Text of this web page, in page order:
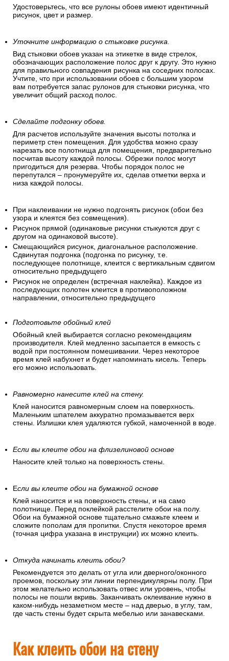
Удостоверьтесь, что все рулоны обоев имеют идентичный
рисунок, цвет и размер.
Уточните информацию о стыковке рисунка.
Вид стыковки обоев указан на этикетке в виде стрелок,
обозначающих расположение полос друг к другу. Это нужно
для правильного совпадения рисунка на соседних полосах.
Учтите, что при использовании обоев с большим узором
вам потребуется запас рулонов для стыковки рисунка, что
увеличит общий расход полос.
Сделайте подгонку обоев.
Для расчетов используйте значения высоты потолка и
периметр стен помещения. Для удобства можно сразу
нарезать все полотнища для помещения, предварительно
посчитав высоту каждой полосы. Обрезки полос могут
пригодиться для резерва. Чтобы порядок полос не
перепутался – пронумеруйте их, сделав отметки верха и
низа каждой полосы.
При наклеивании не нужно подгонять рисунок (обои без
узора и клеятся без совмещения).
Рисунок прямой (одинаковые рисунки стыкуются друг с
другом на одинаковой высоте).
Смещающийся рисунок, диагональное расположение.
Сдвинутая подгонка (подгонка по рисунку, т.е.
последующее полотнище, клеится с вертикальным сдвигом
относительно предыдущего
Рисунок не определен (встречная наклейка). Каждое из
последующих полотен клеится в противоположном
направлении, относительно предыдущего
Подготовьте обойный клей
Обойный клей выбирается согласно рекомендациям
производителя. Клей медленно засыпается в емкость с
водой при постоянном помешивании. Через некоторое
время клей набухнет и будет напоминать кисель. Теперь
его можно использовать.
Равномерно нанесите клей на стену.
Клей наносится равномерным слоем на поверхность.
Маленьким шпателем аккуратно промазывается верх
стены. Излишки клея удаляются губкой, намоченной в воде.
Если вы клеите обои на флизелиновой основе
Наносите клей только на поверхность стены.
Если вы клеите обои на бумажной основе
Клей наносится и на поверхность стены, и на само
полотнище. Перед поклейкой расстелите обои на полу.
Обои на бумажной основе тщательно смажьте клеем и
сложите пополам для пропитки. Спустя некоторое время
(точная цифра указана в инструкции) их можно клеить.
Откуда начинать клеить обои?
Рекомендуется это делать от угла или дверного/оконного
проемов, поскольку эти линии перпендикулярны полу. При
этом желательно использовать отвес или уровень, чтобы
полосы не пошли вкривь. Заканчивать оклеивание нужно в
каком-нибудь незаметном месте – над дверью, в углу, там,
где часть стены будет скрыта мебелью или занавесками.
Как клеить обои на стену